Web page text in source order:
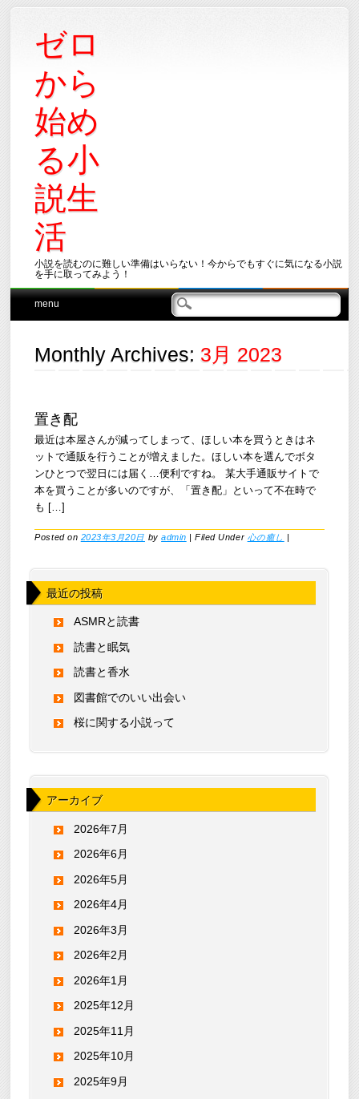
ゼロ
から
始め
る小
説生
活
小説を読むのに難しい準備はいらない！今からでもすぐに気になる小説
を手に取ってみよう！
Main menu
Skip
menu
Monthly Archives: 3月 2023
置き配
最近は本屋さんが減ってしまって、ほしい本を買うときはネ
ットで通販を行うことが増えました。ほしい本を選んでボタ
ンひとつで翌日には届く…便利ですね。 某大手通販サイトで
本を買うことが多いのですが、「置き配」といって不在時で
も […]
Posted on 2023年3月20日 byadmin |Filed Under 心の癒し |
最近の投稿
ASMRと読書
読書と眠気
読書と香水
図書館でのいい出会い
桜に関する小説って
アーカイブ
2026年7月
2026年6月
2026年5月
2026年4月
2026年3月
2026年2月
2026年1月
2025年12月
2025年11月
2025年10月
2025年9月